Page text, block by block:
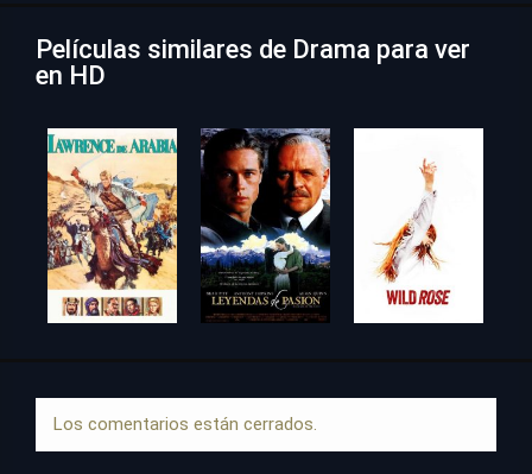
Películas similares de Drama para ver
en HD
Los comentarios están cerrados.